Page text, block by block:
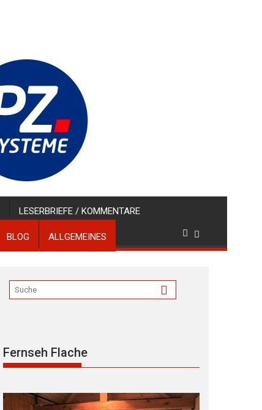
LESERBRIEFE / KOMMENTARE
BLOG ALLGEMEINES
Fernseh Flache